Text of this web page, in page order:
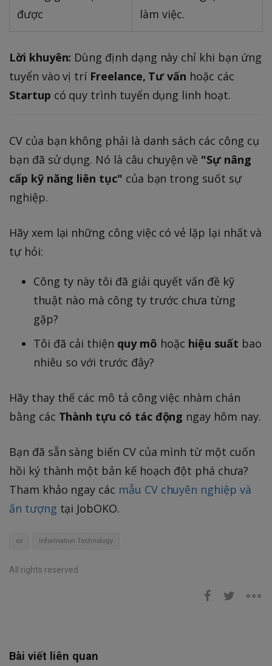
được
làm việc.
Lời khuyên: Dùng định dạng này chỉ khi bạn ứng
tuyển vào vị trí Freelance, Tư vấn hoặc các
Startup có quy trình tuyển dụng linh hoạt.
CV của bạn không phải là danh sách các công cụ
bạn đã sử dụng. Nó là câu chuyện về "Sự nâng
cấp kỹ năng liên tục" của bạn trong suốt sự
nghiệp.
Hãy xem lại những công việc có vẻ lặp lại nhất và
tự hỏi:
Công ty này tôi đã giải quyết vấn đề kỹ
thuật nào mà công ty trước chưa từng
gặp?
Tôi đã cải thiện quy mô hoặc hiệu suất bao
nhiêu so với trước đây?
Hãy thay thế các mô tả công việc nhàm chán
bằng các Thành tựu có tác động ngay hôm nay.
Bạn đã sẵn sàng biến CV của mình từ một cuốn
hồi ký thành một bản kế hoạch đột phá chưa?
Tham khảo ngay các mẫu CV chuyên nghiệp và
ấn tượng tại JobOKO.
cv Information Technology
All rights reserved
Bài viết liên quan